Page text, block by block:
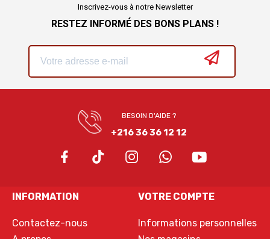
Inscrivez-vous à notre Newsletter
RESTEZ INFORMÉ DES BONS PLANS !
BESOIN D'AIDE ?
+216 36 36 12 12
INFORMATION
Contactez-nous
VOTRE COMPTE
Informations personnelles